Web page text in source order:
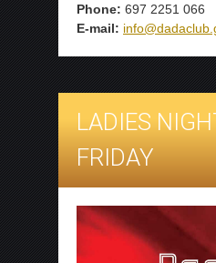
Phone: 697 2251 066
E-mail:
LADIES
FRIDAY